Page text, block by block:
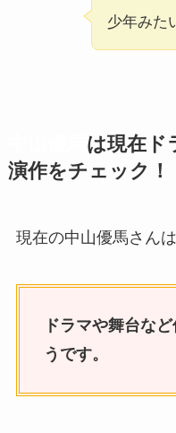
少年みた
は現在ド
演作をチェック！
現在の中山優馬さんは
ドラマや舞台な
うです。